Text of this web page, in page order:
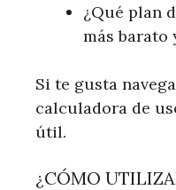
¿Qué plan
más barato
Si te gusta
calculadora de
útil.
¿CÓMO